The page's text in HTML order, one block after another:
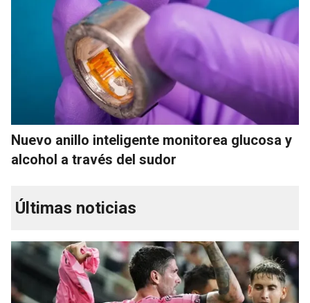
Nuevo anillo inteligente monitorea glucosa y
alcohol a través del sudor
Últimas noticias